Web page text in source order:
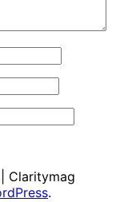
| Claritymag
.